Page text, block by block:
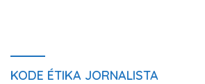
KODE ÉTIKA JORNALISTA